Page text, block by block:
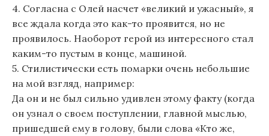
4. Согласна с Олей насчет «великий и ужасный», я
все ждала когда это как-то проявится, но не
проявилось. Наоборот герой из интересного стал
каким-то пустым в конце, машиной.
5. Стилистически есть помарки очень небольшие
на мой взгляд, например:
Да он и не был сильно удивлен этому факту (когда
он узнал о своем поступлении, главной мыслью,
пришедшей ему в голову, были слова «Кто же,